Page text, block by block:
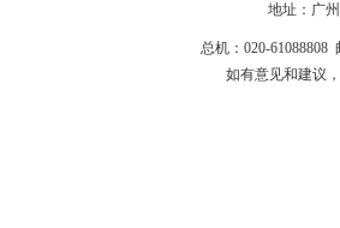
地址：广
总机：020-61088808
如有意见和建议